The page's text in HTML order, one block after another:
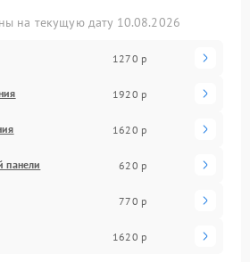
на текущую дату 10.08.2026
1270 р
1920 р
1620 р
панели 620 р
770 р
1620 р